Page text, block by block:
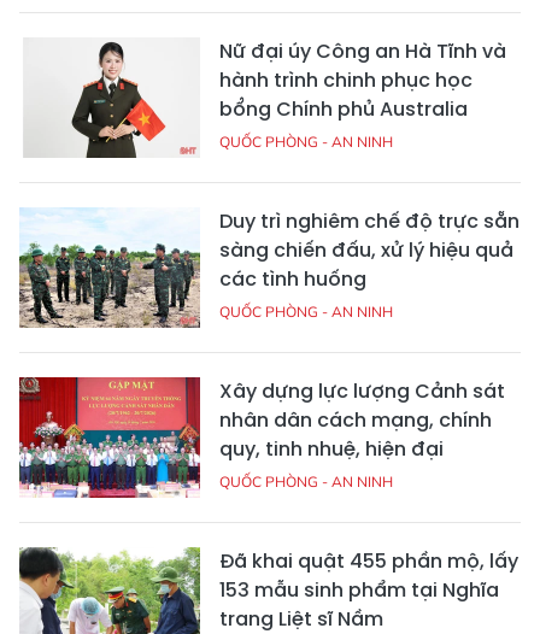
Nữ đại úy Công an Hà Tĩnh và
hành trình chinh phục học
bổng Chính phủ Australia
QUỐC PHÒNG - AN NINH
Duy trì nghiêm chế độ trực sẵn
sàng chiến đấu, xử lý hiệu quả
các tình huống
QUỐC PHÒNG - AN NINH
Xây dựng lực lượng Cảnh sát
nhân dân cách mạng, chính
quy, tinh nhuệ, hiện đại
QUỐC PHÒNG - AN NINH
Đã khai quật 455 phần mộ, lấy
153 mẫu sinh phẩm tại Nghĩa
trang Liệt sĩ Nầm